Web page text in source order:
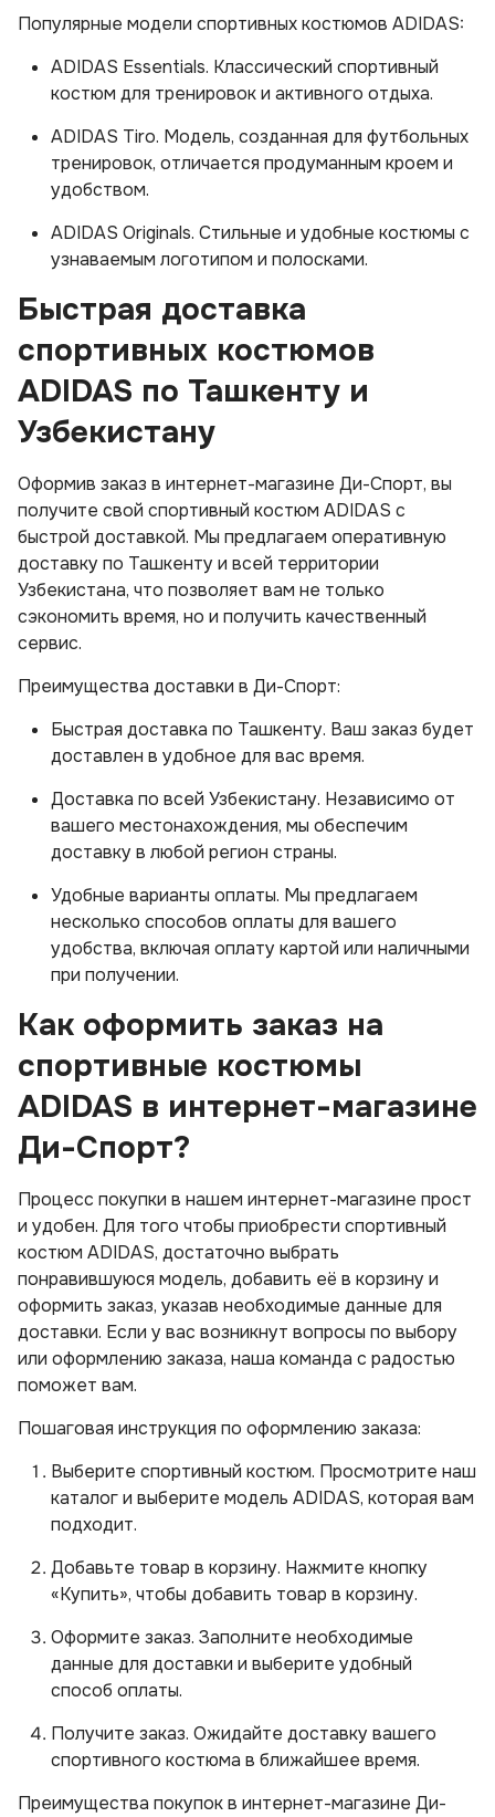
Популярные модели спортивных костюмов ADIDAS:
ADIDAS Essentials. Классический спортивный
костюм для тренировок и активного отдыха.
ADIDAS Tiro. Модель, созданная для футбольных
тренировок, отличается продуманным кроем и
удобством.
ADIDAS Originals. Стильные и удобные костюмы с
узнаваемым логотипом и полосками.
Быстрая доставка
спортивных костюмов
ADIDAS по Ташкенту и
Узбекистану
Оформив заказ в интернет-магазине Ди-Спорт, вы
получите свой спортивный костюм ADIDAS с
быстрой доставкой. Мы предлагаем оперативную
доставку по Ташкенту и всей территории
Узбекистана, что позволяет вам не только
сэкономить время, но и получить качественный
сервис.
Преимущества доставки в Ди-Спорт:
Быстрая доставка по Ташкенту. Ваш заказ будет
доставлен в удобное для вас время.
Доставка по всей Узбекистану. Независимо от
вашего местонахождения, мы обеспечим
доставку в любой регион страны.
Удобные варианты оплаты. Мы предлагаем
несколько способов оплаты для вашего
удобства, включая оплату картой или наличными
при получении.
Как оформить заказ на
спортивные костюмы
ADIDAS в интернет-магазине
Ди-Спорт?
Процесс покупки в нашем интернет-магазине прост
и удобен. Для того чтобы приобрести спортивный
костюм ADIDAS, достаточно выбрать
понравившуюся модель, добавить её в корзину и
оформить заказ, указав необходимые данные для
доставки. Если у вас возникнут вопросы по выбору
или оформлению заказа, наша команда с радостью
поможет вам.
Пошаговая инструкция по оформлению заказа:
Выберите спортивный костюм. Просмотрите наш
каталог и выберите модель ADIDAS, которая вам
подходит.
Добавьте товар в корзину. Нажмите кнопку
«Купить», чтобы добавить товар в корзину.
Оформите заказ. Заполните необходимые
данные для доставки и выберите удобный
способ оплаты.
Получите заказ. Ожидайте доставку вашего
спортивного костюма в ближайшее время.
Преимущества покупок в интернет-магазине Ди-